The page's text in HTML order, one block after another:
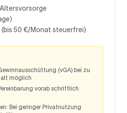
(bis 50 €/Monat steuerfrei)
(vGA) bei zu
möglich
vorab schriftlich
Bei geringer Privatnutzung